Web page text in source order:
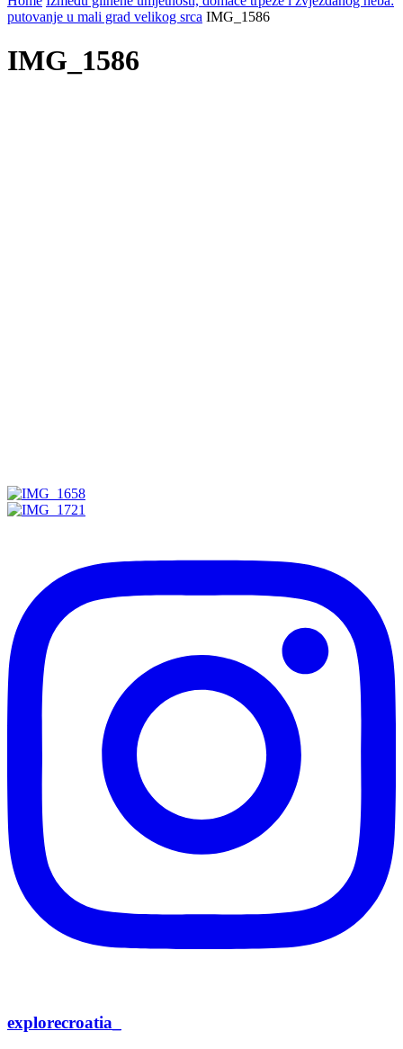
putovanje u mali grad velikog srca IMG_1586
IMG_1586
explorecroatia_